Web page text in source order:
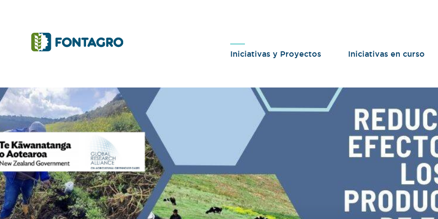
Iniciativas y Proyectos Iniciativas en curso